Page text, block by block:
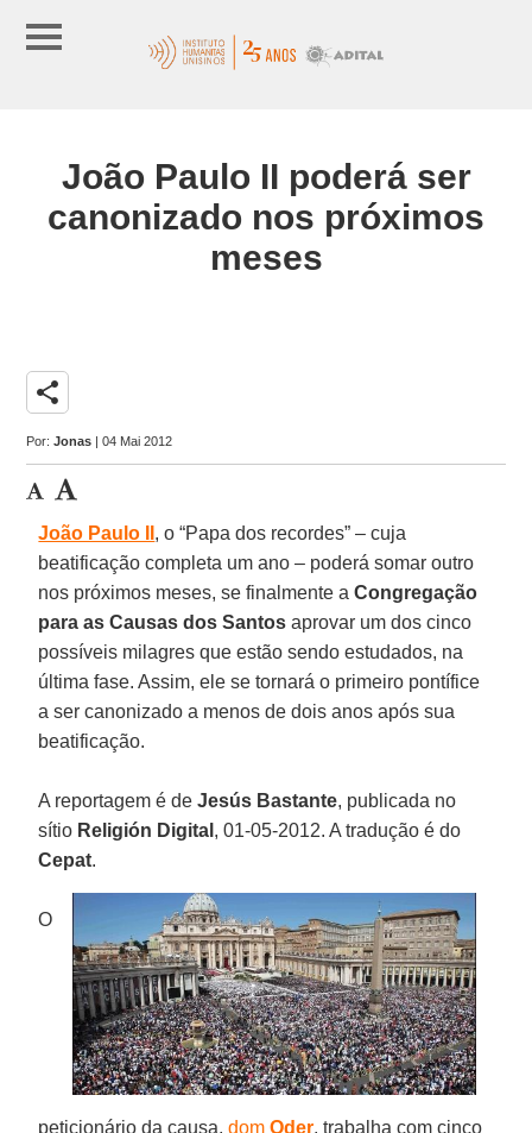
João Paulo II poderá ser
canonizado nos próximos
meses
share
Por:Jonas | 04 Mai 2012
João Paulo II , o “Papa dos recordes” – cuja
beatificação completa um ano – poderá somar outro
nos próximos meses, se finalmente aCongregação
para as Causas dos Santos aprovar um dos cinco
possíveis milagres que estão sendo estudados, na
última fase. Assim, ele se tornará o primeiro pontífice
a ser canonizado a menos de dois anos após sua
beatificação.
A reportagem é deJesús Bastante, publicada no
sítio Religión Digital , 01-05-2012. A tradução é do
Cepat.
O
peticionário da causa,domOder, trabalha com cinco